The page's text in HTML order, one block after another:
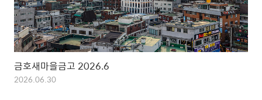
금호새마을금고 2026.6
2026.06.30